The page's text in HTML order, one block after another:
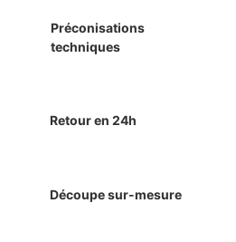
Préconisations
techniques
Retour en 24h
Découpe sur-mesure